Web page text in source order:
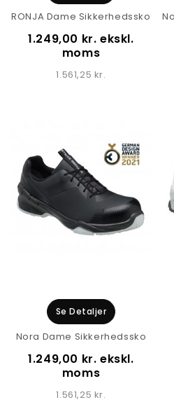
RONJA Dame Sikkerhedssko
1.249,00 kr. ekskl.
moms
1.561,25 kr.
Se Detaljer
Nora Dame Sikkerhedssko
1.249,00 kr. ekskl.
moms
1.561,25 kr.